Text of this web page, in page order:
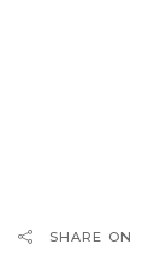
SHARE ON